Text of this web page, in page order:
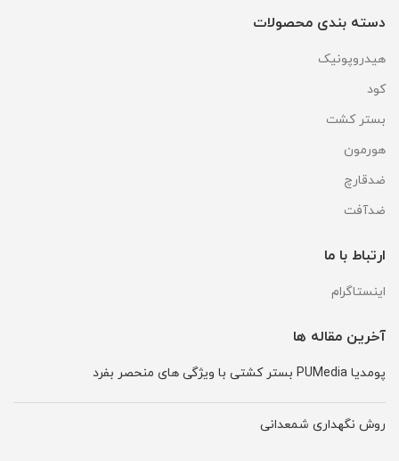
دسته بندی محصولات
هیدروپونیک
کود
بستر کشت
هورمون
ضدقارچ
ضدآفت
ارتباط با ما
اینستاگرام
آخرین مقاله ها
پومدیا PUMedia بستر کشتی با ویژگی های منحصر بفرد
روش نگهداری شمعدانی